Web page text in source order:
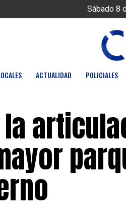
Sábado 8
ACTUALIDAD POLICIALES